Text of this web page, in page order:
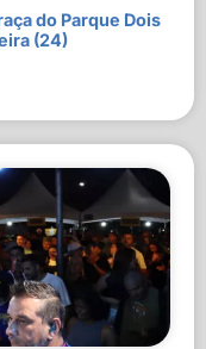
do Parque Dois
(24)